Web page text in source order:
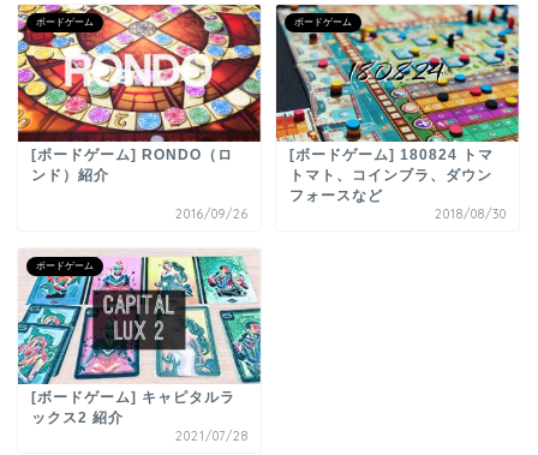
ボードゲーム
[ボードゲーム] RONDO（ロ
ンド）紹介
2016/09/26
ボードゲーム
[ボードゲーム] 180824 トマ
トマト、コインブラ、ダウン
フォースなど
2018/08/30
ボードゲーム
[ボードゲーム] キャピタルラ
ックス2 紹介
2021/07/28